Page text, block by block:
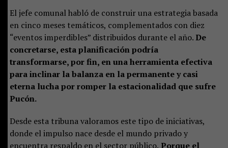
El jefe comunal habló de construir una estrategia basada
en cinco meses temáticos, complementados con diez
“eventos imperdibles” distribuidos durante el año. De
concretarse, esta planificación podría
transformarse, por fin, en una herramienta efectiva
para inclinar la balanza en la permanente y casi
eterna lucha por romper la estacionalidad que sufre
Pucón.
Desde esta tribuna valoramos este tipo de iniciativas,
donde el impulso nace desde el mundo privado y
encuentra respaldo en el sector público. Porque el